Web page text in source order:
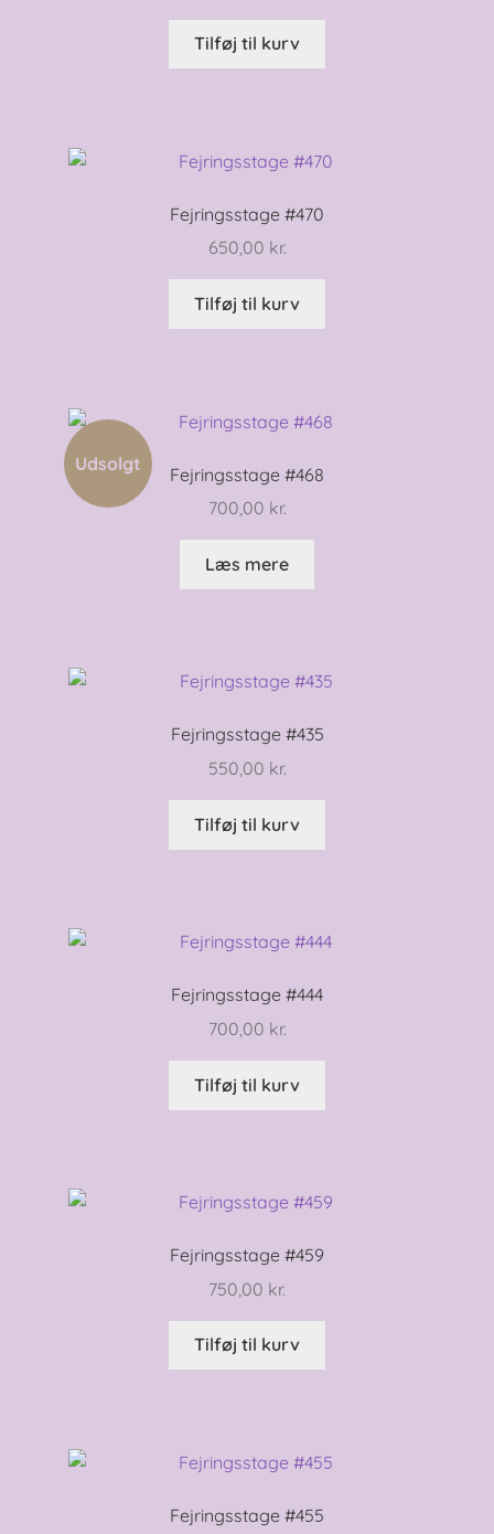
Tilføj til kurv
Fejringsstage #470
650,00 kr.
Tilføj til kurv
Fejringsstage #468
700,00 kr.
Læs mere
Udsolgt
Fejringsstage #435
550,00 kr.
Tilføj til kurv
Fejringsstage #444
700,00 kr.
Tilføj til kurv
Fejringsstage #459
750,00 kr.
Tilføj til kurv
Fejringsstage #455